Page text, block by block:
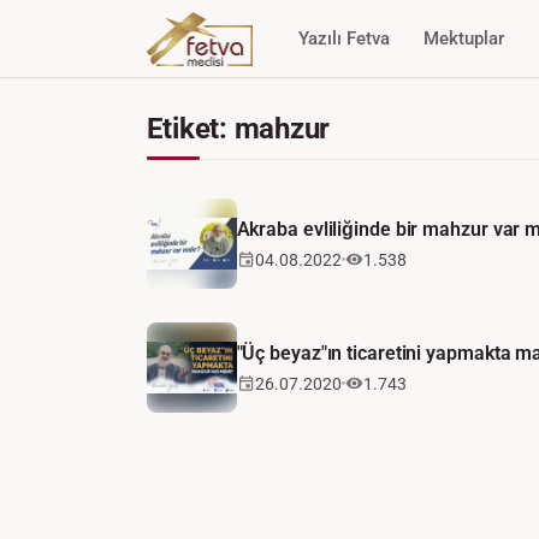
Yazılı Fetva Mektuplar
Etiket: mahzur
Akraba evliliğinde bir mahzur var
04.08.2022 1.538
"Üç beyaz"ın ticaretini yapmakta
26.07.2020 1.743